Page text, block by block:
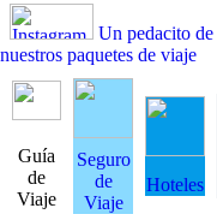
Un pedacito de
nuestros paquetes de viaje
Guía
de
Viaje
Seguro
de
Viaje
Hoteles